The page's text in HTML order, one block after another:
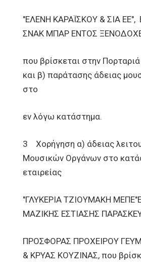
"ΕΛΕΝΗ ΚΑΡΑΪΣΚΟΥ & ΣΙΑ ΕΕ",
ΣΝΑΚ ΜΠΑΡ ΕΝΤΟΣ
που βρίσκεται στην
και β) παράτασης άδειας
στο
εν λόγω κατάστημα.
3 Χορήγηση α) άδειας
Μουσικών Οργάνων στο
εταιρείας
"ΓΛΥΚΕΡΙΑ ΤΖΙΟΥΜΑΚΗ
ΜΑΖΙΚΗΣ ΕΣΤΙΑΣΗΣ
ΠΡΟΣΦΟΡΑΣ ΠΡΟΧΕΙΡΟΥ
& ΚΡΥΑΣ ΚΟΥΖΙΝΑΣ, που